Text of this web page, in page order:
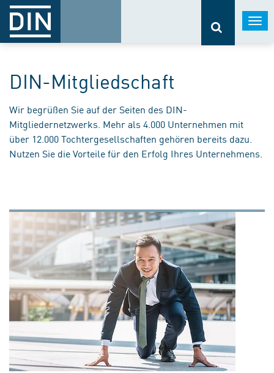
DIN-Mitgliedschaft
Wir begrüßen Sie auf der Seiten des DIN-
Mitgliedernetzwerks. Mehr als 4.000 Unternehmen mit
über 12.000 Tochtergesellschaften gehören bereits dazu.
Nutzen Sie die Vorteile für den Erfolg Ihres Unternehmens.